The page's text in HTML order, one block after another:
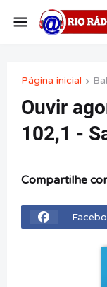
Página inicial
Ouvir
102,1 -
Compartilhe